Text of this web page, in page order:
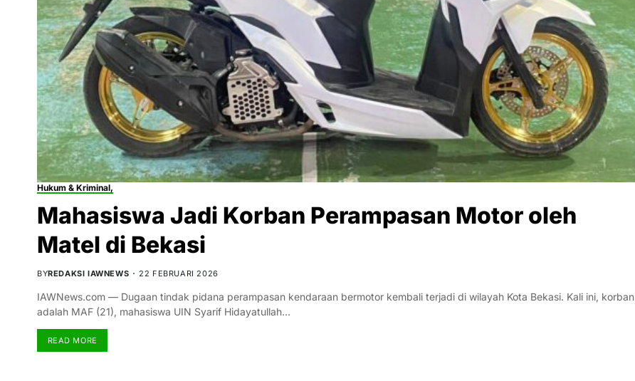
Hukum & Kriminal,
Mahasiswa Jadi Korban Perampasan Motor oleh
Matel di Bekasi
BYREDAKSI IAWNEWS 22 FEBRUARI 2026
IAWNews.com — Dugaan tindak pidana perampasan kendaraan bermotor kembali terjadi di wilayah Kota Bekasi. Kali ini, korban
adalah MAF (21), mahasiswa UIN Syarif Hidayatullah…
READ MORE